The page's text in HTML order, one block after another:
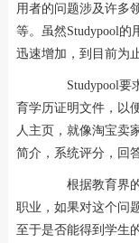
用者的问题涉及许多
等。虽然Studypool
迅速增加，到目前为
Studypool要求
育学历证明文件，以
人主页，就像淘宝卖
简介，系统评分，回
根据教育界的
职业，如果对这个问
至于是否能得到学生